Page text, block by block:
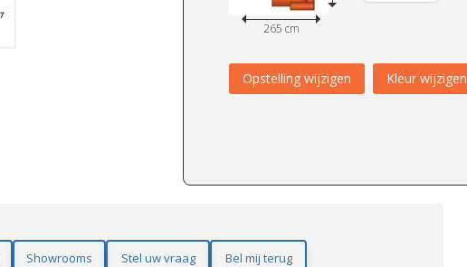
265 cm
Opstelling wijzigen Kleur wijzigen
Showrooms Stel uw vraag Bel mij terug